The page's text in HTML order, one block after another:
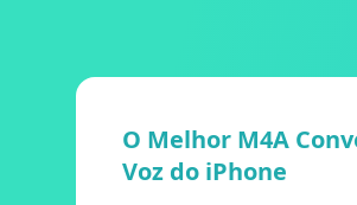
O Melhor M4A
Voz do iPhone